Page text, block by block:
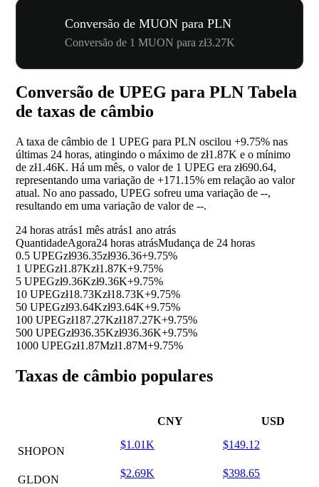
Conversão de MUON para PLN
Conversão de 1 MUON para zł3.27K
Conversão de UPEG para PLN Tabela
de taxas de câmbio
A taxa de câmbio de 1 UPEG para PLN oscilou +9.75% nas
últimas 24 horas, atingindo o máximo de zł1.87K e o mínimo
de zł1.46K. Há um mês, o valor de 1 UPEG era zł690.64,
representando uma variação de +171.15% em relação ao valor
atual. No ano passado, UPEG sofreu uma variação de --,
resultando em uma variação de valor de --.
24 horas atrás1 mês atrás1 ano atrás
QuantidadeAgora24 horas atrásMudança de 24 horas
0.5 UPEGzł936.35zł936.36+9.75%
1 UPEGzł1.87Kzł1.87K+9.75%
5 UPEGzł9.36Kzł9.36K+9.75%
10 UPEGzł18.73Kzł18.73K+9.75%
50 UPEGzł93.64Kzł93.64K+9.75%
100 UPEGzł187.27Kzł187.27K+9.75%
500 UPEGzł936.35Kzł936.36K+9.75%
1000 UPEGzł1.87Mzł1.87M+9.75%
Taxas de câmbio populares
CNY USD
SHOPON
$1.01K $149.12
GLDON
$2.69K $398.65